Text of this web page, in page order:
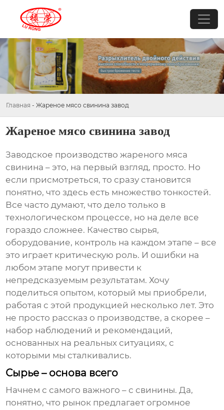
Главная - Жареное мясо свинина завод
Жареное мясо свинина завод
Заводское производствожареного мяса
свинина – это, на первый взгляд, просто. Но
если присмотреться, то сразу становится
понятно, что здесь есть множество тонкостей.
Все часто думают, что дело только в
технологическом процессе, но на деле все
гораздо сложнее. Качество сырья,
оборудование, контроль на каждом этапе – все
это играет критическую роль. И ошибки на
любом этапе могут привести к
непредсказуемым результатам. Хочу
поделиться опытом, который мы приобрели,
работая с этой продукцией несколько лет. Это
не просто рассказ о производстве, а скорее –
набор наблюдений и рекомендаций,
основанных на реальных ситуациях, с
которыми мы сталкивались.
Сырье – основа всего
Начнем с самого важного – с свинины. Да,
понятно, что рынок предлагает огромное